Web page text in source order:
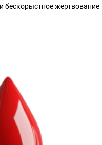
бескорыстное жертвование